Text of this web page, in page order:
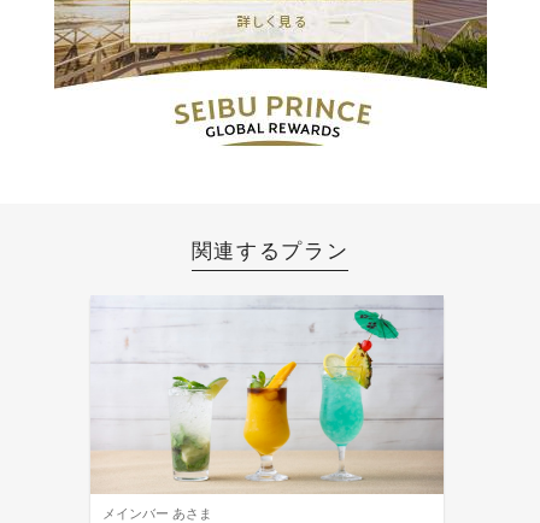
関連するプラン
メインバー あさま